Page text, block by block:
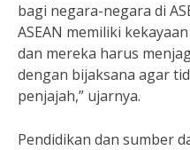
bagi negara-negara di
ASEAN memiliki
dan mereka harus
dengan bijaksana agar
penjajah,” ujarnya.
Pendidikan dan sumber